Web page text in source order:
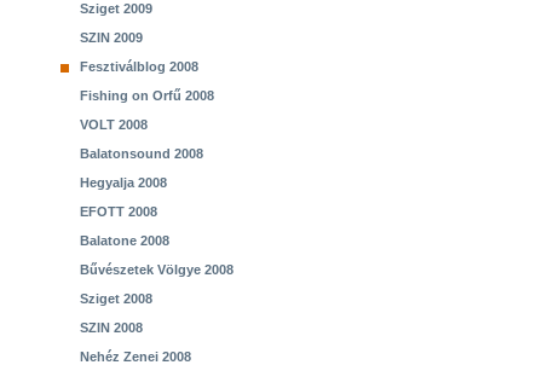
Sziget 2009
SZIN 2009
Fesztiválblog 2008
Fishing on Orfű 2008
VOLT 2008
Balatonsound 2008
Hegyalja 2008
EFOTT 2008
Balatone 2008
Bűvészetek Völgye 2008
Sziget 2008
SZIN 2008
Nehéz Zenei 2008